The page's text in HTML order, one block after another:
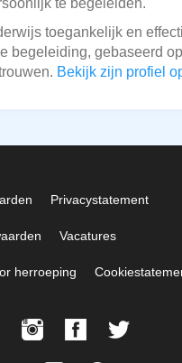
te begeleiden.
toegankelijk en
begeleiding, gebaseerd
Bekijk zijn profiel
Privacystatement
Vacatures
herroeping